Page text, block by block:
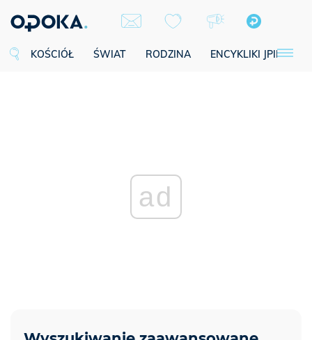
KOŚCIÓŁ ŚWIAT RODZINA ENCYKLIKI JPII
ad